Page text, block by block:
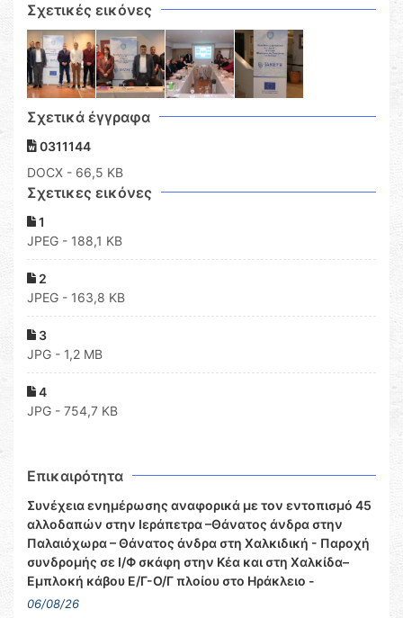
Σχετικές εικόνες
Σχετικά έγγραφα
0311144
DOCX - 66,5 KB
Σχετικες εικόνες
1
JPEG - 188,1 KB
2
JPEG - 163,8 KB
3
JPG - 1,2 MB
4
JPG - 754,7 KB
Επικαιρότητα
Συνέχεια ενημέρωσης αναφορικά με τον εντοπισμό 45
αλλοδαπών στην Ιεράπετρα –Θάνατος άνδρα στην
Παλαιόχωρα – Θάνατος άνδρα στη Χαλκιδική - Παροχή
συνδρομής σε Ι/Φ σκάφη στην Κέα και στη Χαλκίδα–
Εμπλοκή κάβου Ε/Γ-Ο/Γ πλοίου στο Ηράκλειο -
06/08/26